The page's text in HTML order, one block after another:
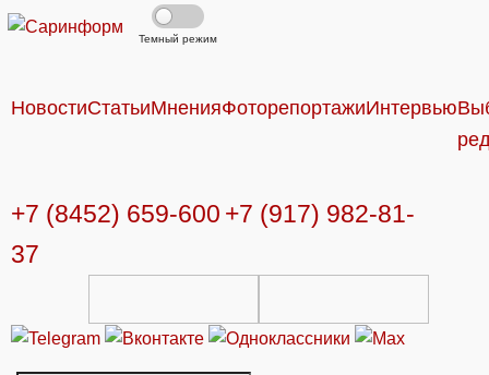
Темный режим
НовостиСтатьиМненияФоторепортажиИнтервью
+7 (8452) 659-600 +7 (917) 982-81-
37